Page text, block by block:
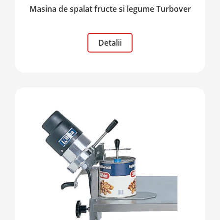
Masina de spalat fructe si legume Turbover
Detalii